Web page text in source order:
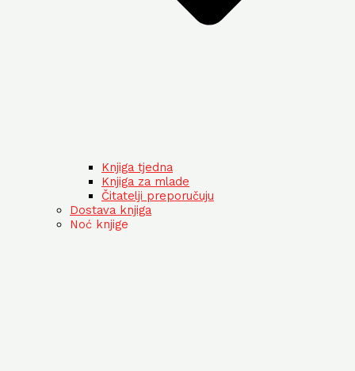
Knjiga tjedna
Knjiga za mlade
Čitatelji preporučuju
Dostava knjiga
Noć knjige